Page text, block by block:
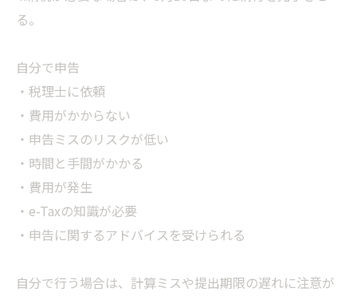
る。
自分で申告
・税理士に依頼
・費用がかからない
・申告ミスのリスクが低い
・時間と手間がかかる
・費用が発生
・e-Taxの知識が必要
・申告に関するアドバイスを受けられる
自分で行う場合は、計算ミスや提出期限の遅れに注意が